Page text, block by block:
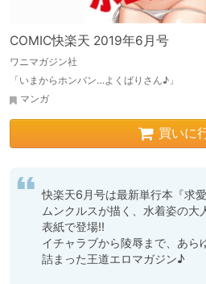
COMIC快楽天 2019年6月号
ワニマガジン社
「いまからホンバン…よくばりさん♪」
マンガ
買いに
快楽天6月号は最新単行本『求
ムンクルスが描く、水着姿の大
表紙で登場!!
イチャラブから陵辱まで、あら
詰まった王道エロマガジン♪